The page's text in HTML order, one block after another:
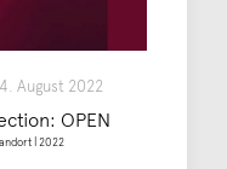
August 2022
OPEN
| 2022